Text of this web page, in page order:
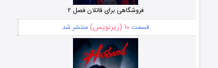
فروشگاهی برای قاتلان فصل ۲
قسمت۱۰ (زیرنویس) منتشر شد